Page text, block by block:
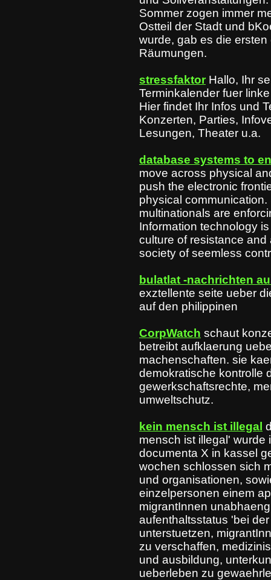
Sommer zogen immer
Ostteil der Stadt und
wurde, gab es die
Räumungen.
stressfaktor Hallo, Ihr
Terminkalender fuer
Hier findet Ihr Infos und
Konzerten, Parties,
Lesungen, Theater u.a.
database systems to
move across physical
push the electronic
physical communication.
multinationals are
Information technology
culture of resistance and
society of seemless
bulatlat -nachrichten
exztellente seite ueber
auf den philippinen
CorpWatch schaut
betreibt aufklaerung
machenschaften. sie
demokratische kontrolle
gewerkschaftsrechte,
umweltschutz.
kein mensch ist illegal
mensch ist illegal' wurde
documenta X in kassel
wochen schlossen sich
und organisationen,
einzelpersonen einem
migrantInnen
aufenthaltsstatus 'bei
unterstuetzen,
zu verschaffen,
und ausbildung,
ueberleben zu